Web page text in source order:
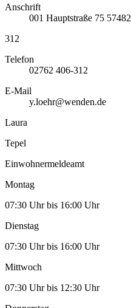
Anschrift
001 Hauptstraße 75 57482
312
Telefon
02762 406-312
E-Mail
y.loehr@wenden.de
Laura
Tepel
Einwohnermeldeamt
Montag
07:30 Uhr bis 16:00 Uhr
Dienstag
07:30 Uhr bis 16:00 Uhr
Mittwoch
07:30 Uhr bis 12:30 Uhr